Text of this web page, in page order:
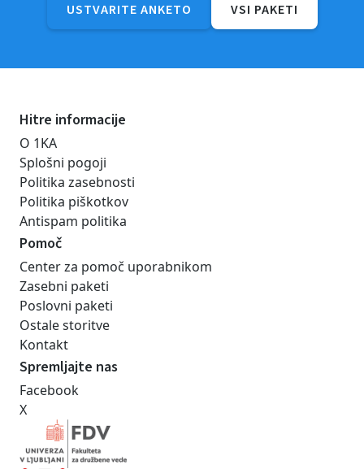
USTVARITE ANKETO VSI PAKETI
Hitre informacije
O 1KA
Splošni pogoji
Politika zasebnosti
Politika piškotkov
Antispam politika
Pomoč
Center za pomoč uporabnikom
Zasebni paketi
Poslovni paketi
Ostale storitve
Kontakt
Spremljajte nas
Facebook
X